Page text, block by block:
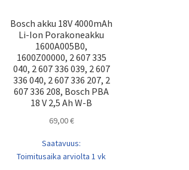
Bosch akku 18V 4000mAh
Li-Ion Porakoneakku
1600A005B0,
1600Z00000, 2 607 335
040, 2 607 336 039, 2 607
336 040, 2 607 336 207, 2
607 336 208, Bosch PBA
18 V 2,5 Ah W-B
69,00€
Saatavuus:
Toimitusaika arviolta 1 vk